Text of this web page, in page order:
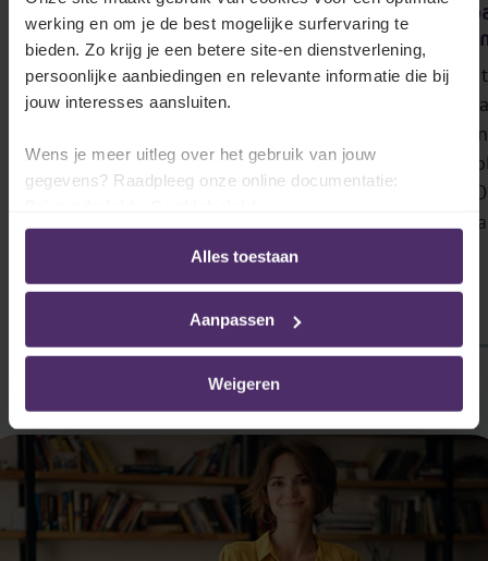
werking en om je de best mogelijke surfervaring te
bieden. Zo krijg je een betere site-en dienstverlening,
persoonlijke aanbiedingen en relevante informatie die bij
jouw interesses aansluiten.
Wens je meer uitleg over het gebruik van jouw
gegevens? Raadpleeg onze online documentatie:
Alles toestaan
Aanpassen
Weigeren
Absenteïsme in 2025 in
België
Ontdek in ons nieuwste
rapport de evoluties,
begrijp waar de echte
uitdagingen én
opportuniteiten liggen.
Download onze publicatie
eerlijk &
Zorg voor een
loonbeleid:
criteria en
rapportering.
en een
Lees meer